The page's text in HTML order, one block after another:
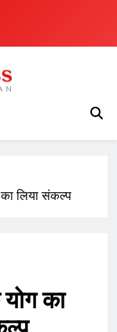
लिया संकल्प
का